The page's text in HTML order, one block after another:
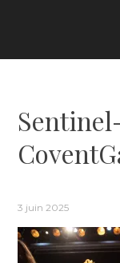
3 juin 2025